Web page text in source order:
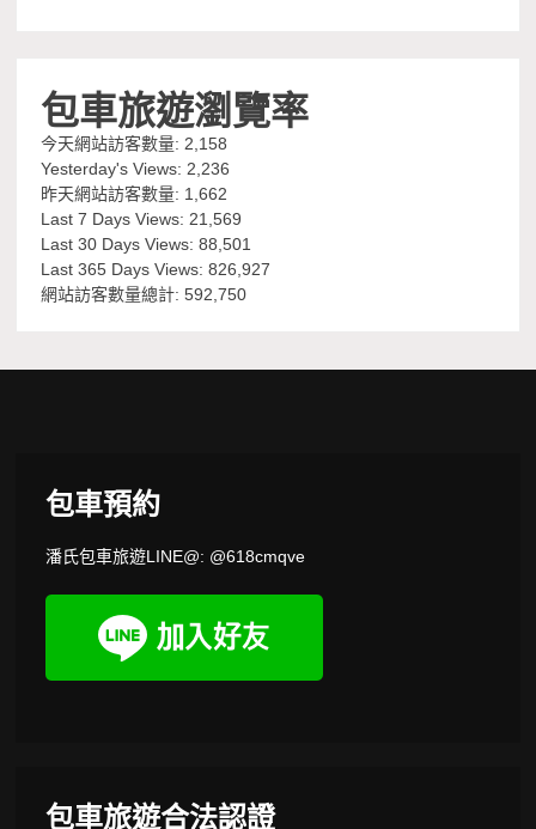
包車旅遊瀏覽率
今天網站訪客數量:2,158
Yesterday's Views:2,236
昨天網站訪客數量: 1,662
Last 7 Days Views:21,569
Last 30 Days Views:88,501
Last 365 Days Views:826,927
網站訪客數量總計:592,750
包車預約
潘氏包車旅遊LINE@: @618cmqve
包車旅遊合法認證